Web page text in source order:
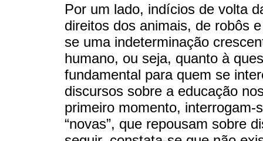
Por um lado, indícios de volta
direitos dos animais, de robôs
se uma indeterminação
humano, ou seja, quanto à
fundamental para quem se
discursos sobre a educação
primeiro momento, interrogam-
“novas”, que repousam sobre